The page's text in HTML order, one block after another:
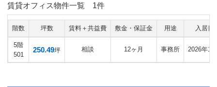
賃貸オフィス物件一覧 1件
階数 坪数 賃料＋共益費 敷金・保証金 用途 入居日
5階
501
250.49坪 相談 12ヶ月 事務所 2026年10